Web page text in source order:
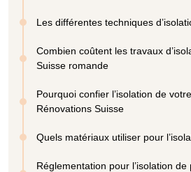
Les différentes techniques
Combien coûtent les travaux
Suisse romande
Pourquoi confier l’isolation de
Rénovations Suisse
Quels matériaux utiliser pour
Réglementation pour l’isolation